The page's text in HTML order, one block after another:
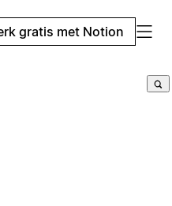
gratis met Notion